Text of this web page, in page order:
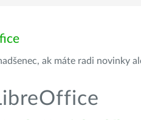
ak máte radi novinky